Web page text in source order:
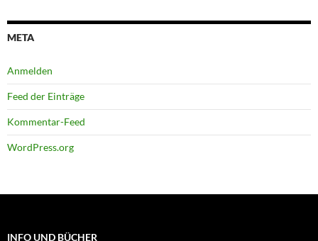
META
Anmelden
Feed der Einträge
Kommentar-Feed
WordPress.org
INFO UND BÜCHER